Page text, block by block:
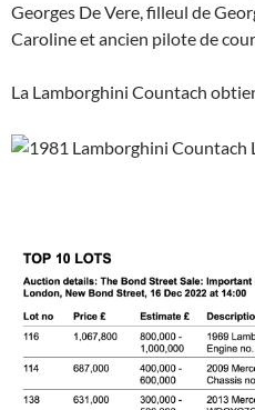
Georges De Vere, filleul de
Caroline et ancien pilote de
La Lamborghini Countach